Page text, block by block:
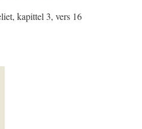
kapittel 3, vers 16